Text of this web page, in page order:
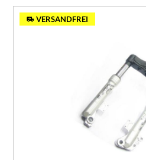
VERSANDFREI